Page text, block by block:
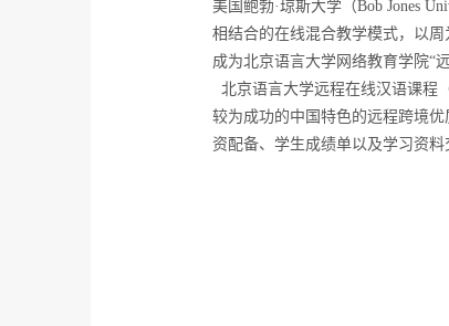
美国鲍勃·琼斯大学（Bob Jones
相结合的在线混合教学模式，以
成为北京语言大学网络教育学院“
北京语言大学远程在线汉语课程
较为成功的中国特色的远程跨境
资配备、学生成绩单以及学习资